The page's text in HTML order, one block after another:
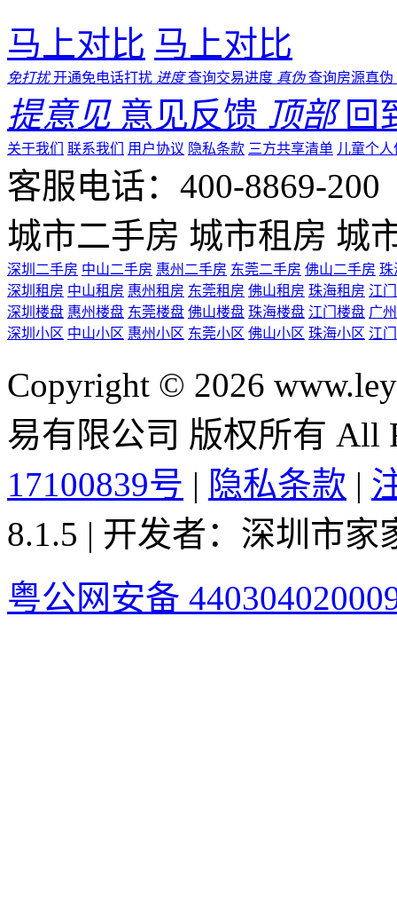
马上对比 马上对比
免打扰 开通免电话打扰 进度 查询交易进度 真伪 查询房源真伪
提意见 意见反馈 顶部 回
关于我们 联系我们 用户协议 隐私条款 三方共享清单 儿童个
客服电话：400-8869-200
城市二手房 城市租房 城
深圳二手房 中山二手房 惠州二手房 东莞二手房 佛山二手房 珠
深圳租房 中山租房 惠州租房 东莞租房 佛山租房 珠海租房 江
深圳楼盘 惠州楼盘 东莞楼盘 佛山楼盘 珠海楼盘 江门楼盘 广
深圳小区 中山小区 惠州小区 东莞小区 佛山小区 珠海小区 江
Copyright © 2026
易有限公司 版权所有 All
17100839号 | 隐私条款 |
8.1.5 | 开发者：深圳市
粤公网安备